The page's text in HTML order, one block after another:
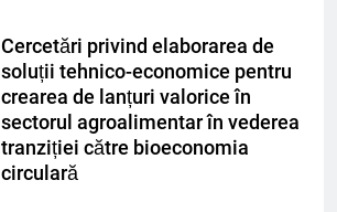
Cercetări privind elaborarea de
soluții tehnico-economice pentru
crearea de lanțuri valorice în
sectorul agroalimentar în vederea
tranziției către bioeconomia
circulară